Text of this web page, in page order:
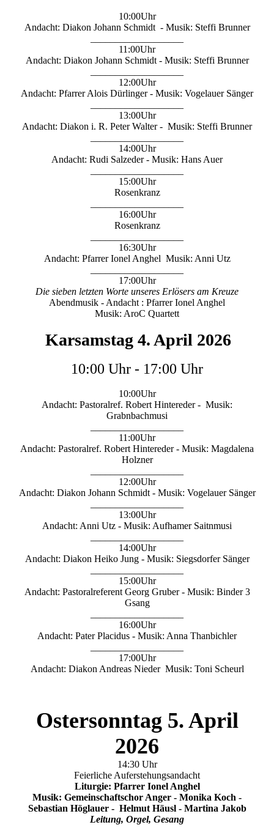
10:00Uhr
Andacht: Diakon Johann Schmidt - Musik: Steffi Brunner
11:00Uhr
Andacht: Diakon Johann Schmidt - Musik: Steffi Brunner
12:00Uhr
Andacht: Pfarrer Alois Dürlinger - Musik: Vogelauer Sänger
13:00Uhr
Andacht: Diakon i. R. Peter Walter - Musik: Steffi Brunner
14:00Uhr
Andacht: Rudi Salzeder - Musik: Hans Auer
15:00Uhr
Rosenkranz
16:00Uhr
Rosenkranz
16:30Uhr
Andacht: Pfarrer Ionel Anghel Musik: Anni Utz
17:00Uhr
Die sieben letzten Worte unseres Erlösers am Kreuze
Abendmusik - Andacht : Pfarrer Ionel Anghel
Musik: AroC Quartett
Karsamstag 4. April 2026
10:00 Uhr - 17:00 Uhr
10:00Uhr
Andacht: Pastoralref. Robert Hintereder - Musik:
Grabnbachmusi
11:00Uhr
Andacht: Pastoralref. Robert Hintereder - Musik: Magdalena
Holzner
12:00Uhr
Andacht: Diakon Johann Schmidt - Musik: Vogelauer Sänger
13:00Uhr
Andacht: Anni Utz - Musik: Aufhamer Saitnmusi
14:00Uhr
Andacht: Diakon Heiko Jung - Musik: Siegsdorfer Sänger
15:00Uhr
Andacht: Pastoralreferent Georg Gruber - Musik: Binder 3
Gsang
16:00Uhr
Andacht: Pater Placidus - Musik: Anna Thanbichler
17:00Uhr
Andacht: Diakon Andreas Nieder Musik: Toni Scheurl
Ostersonntag 5. April
2026
14:30 Uhr
Feierliche Auferstehungsandacht
Liturgie: Pfarrer Ionel Anghel
Musik: Gemeinschaftschor Anger - Monika Koch -
Sebastian Höglauer - Helmut Häusl - Martina Jakob
Leitung, Orgel, Gesang